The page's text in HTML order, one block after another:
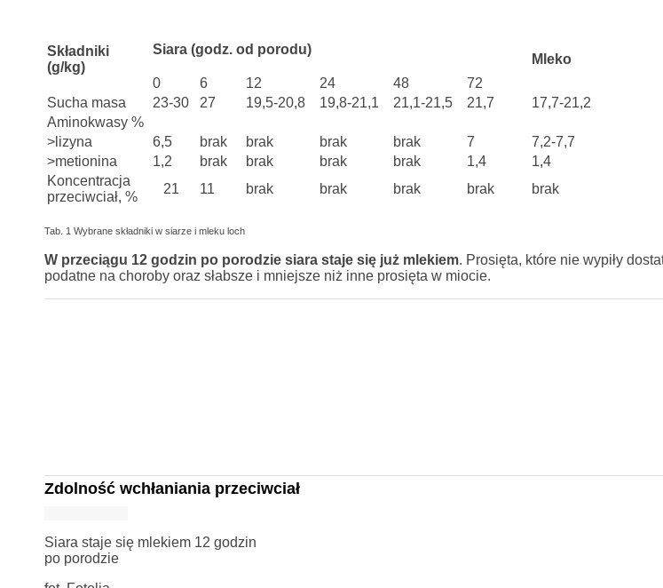
Składniki
(g/kg)
Siara (godz. od porodu)
Mleko
0
6 12 24 48
72
Sucha masa
23-30 27 19,5-20,8 19,8-21,1 21,1-21,5 21,7
17,7-21,2
Aminokwasy %
>lizyna
6,5 brak brak brak brak 7
7,2-7,7
>metionina
1,2 brak brak brak brak 1,4
1,4
Koncentracja
przeciwciał, %
21 11 brak brak brak brak brak
Tab. 1 Wybrane składniki w siarze i mleku loch
W przeciągu 12 godzin po porodzie siara staje się już mlekiem. Prosięta, które nie wypiły
podatne na choroby oraz słabsze i mniejsze niż inne prosięta w miocie.
Zdolność wchłaniania przeciwciał
Siara staje się mlekiem 12 godzin
po porodzie